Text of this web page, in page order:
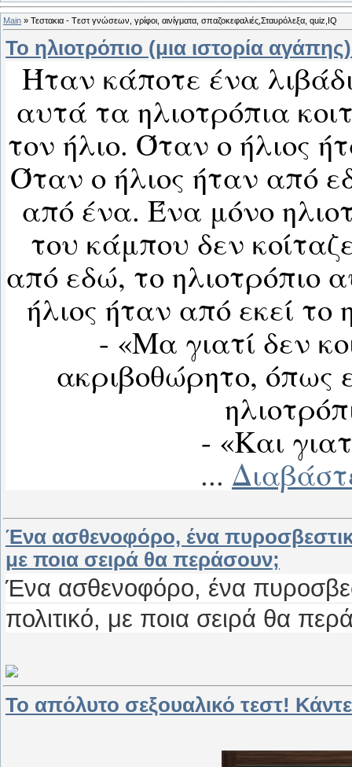
Main » Τεστακια - Tεστ γνώσεων, γρίφοι, αινίγματα, σπαζοκεφαλιές,Σταυρόλεξα, quiz,IQ
Το ηλιοτρόπιο (μια ιστορία
Ήταν κάποτε ένα
αυτά τα ηλιοτρόπια
τον ήλιο. Όταν ο ήλιος
Όταν ο ήλιος ήταν από
από ένα. Ένα μόνο
του κάμπου δεν
από εδώ, το ηλιοτρόπιο
ήλιος ήταν από εκεί το
- «Μα γιατί δεν
ακριβοθώρητο, όπως
- «Και
...
Ένα ασθενοφόρο, ένα
με ποια σειρά θα περάσουν;
Ένα ασθενοφόρο, ένα
πολιτικό, με ποια σειρά θα
Το απόλυτο σεξουαλικό τεστ!